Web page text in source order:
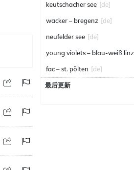
keutschacher see [de]
wacker – bregenz [de]
neufelder see [de]
young violets – blau-weiß linz
fac – st. pölten [de]
最后更新